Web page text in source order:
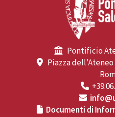
Pontificio
Piazza
Documenti di